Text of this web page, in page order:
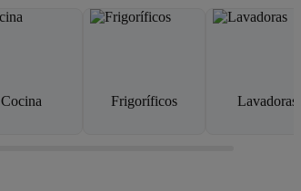
Cocina Frigoríficos Lavadoras